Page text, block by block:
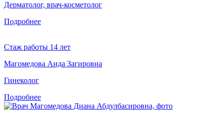
Дерматолог, врач-косметолог
Подробнее
Стаж работы 14 лет
Магомедова Аида Загировна
Гинеколог
Подробнее